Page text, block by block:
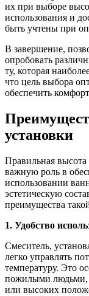
их при выборе
использования и
быть учтены при
В завершение,
опробовать
ту, которая
что цель выбора
обеспечить
установки
Правильная высота
важную роль в
использовании
эстетическую
преимущества
1. Удобство
Смеситель,
легко управлять
температуру. Это
пожилыми людьми,
или высоких